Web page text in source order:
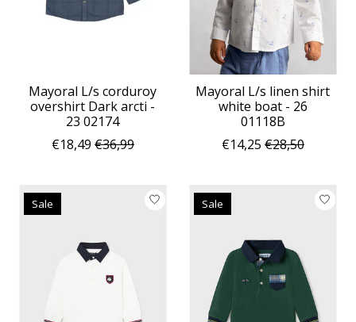
Mayoral L/s corduroy
overshirt Dark arcti -
23 02174
€18,49 €36,99
Mayoral L/s linen shirt
white boat - 26
01118B
€14,25 €28,50
Sale Sale